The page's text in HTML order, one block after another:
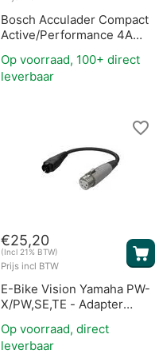
Bosch Acculader Compact
Active/Performance 4A
Op voorraad, 100+ direct
leverbaar
€25,20
(Incl 21% BTW)
Prijs incl BTW
E-Bike Vision Yamaha PW-
X/PW,SE,TE - Adapter
Op voorraad, direct
leverbaar